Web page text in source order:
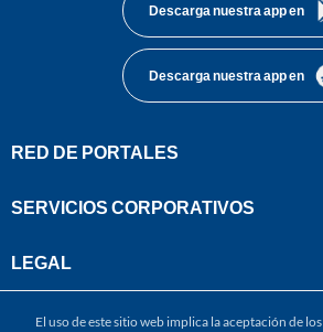
Descarga nuestra app en
Descarga nuestra app en
RED DE PORTALES
SERVICIOS CORPORATIVOS
LEGAL
El uso de este sitio web implica la aceptación de los